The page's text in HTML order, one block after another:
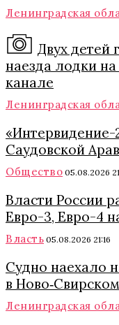
Ленинградская
Двух детей
наезда лодки
канале
Ленинградская
«Интервидение-
Саудовской
Общество 05.08.2026
Власти России
Евро-3, Евро-4
Власть 05.08.2026 21:16
Судно наехало
в
Ленинградская